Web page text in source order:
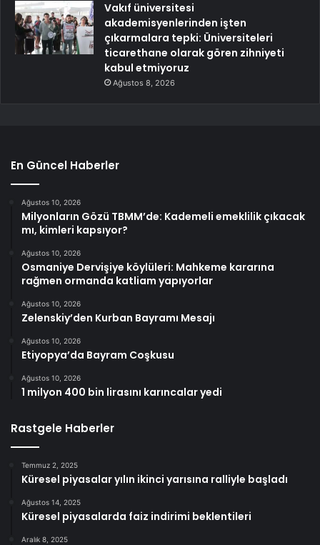
Vakıf üniversitesi
akademisyenlerinden işten
çıkarmalara tepki: Üniversiteleri
ticarethane olarak gören zihniyeti
kabul etmiyoruz
Ağustos 8, 2026
En Güncel Haberler
Ağustos 10, 2026
Milyonların Gözü TBMM’de: Kademeli emeklilik çıkacak
mı, kimleri kapsıyor?
Ağustos 10, 2026
Osmaniye Dervişiye köylüleri: Mahkeme kararına
rağmen ormanda katliam yapıyorlar
Ağustos 10, 2026
Zelenskiy’den Kurban Bayramı Mesajı
Ağustos 10, 2026
Etiyopya’da Bayram Coşkusu
Ağustos 10, 2026
1 milyon 400 bin lirasını karıncalar yedi
Rastgele Haberler
Temmuz 2, 2025
Küresel piyasalar yılın ikinci yarısına ralliyle başladı
Ağustos 14, 2025
Küresel piyasalarda faiz indirimi beklentileri
Aralık 8, 2025